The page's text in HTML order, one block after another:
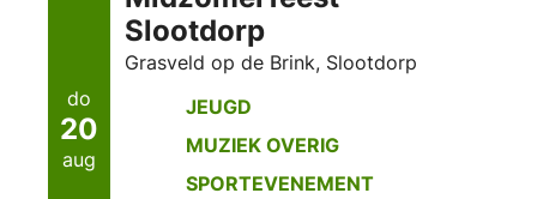
do
20
aug
Slootdorp
Grasveld op de Brink, Slootdorp
JEUGD
MUZIEK OVERIG
SPORTEVENEMENT